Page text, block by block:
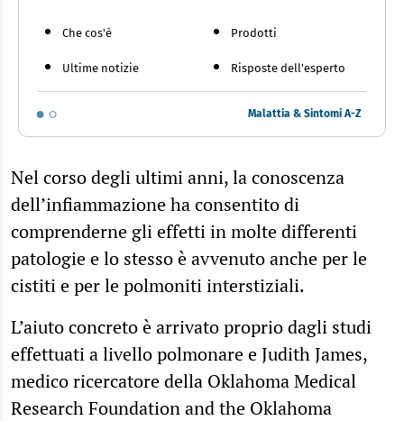
Che cos'è
Ultime notizie
Prodotti
Risposte dell'esperto
Malattia & Sintomi A-Z
Nel corso degli ultimi anni, la conoscenza
dell’infiammazione ha consentito di
comprenderne gli effetti in molte differenti
patologie e lo stesso è avvenuto anche per le
cistiti e per le polmoniti interstiziali.
L’aiuto concreto è arrivato proprio dagli studi
effettuati a livello polmonare e Judith James,
medico ricercatore della Oklahoma Medical
Research Foundation and the Oklahoma